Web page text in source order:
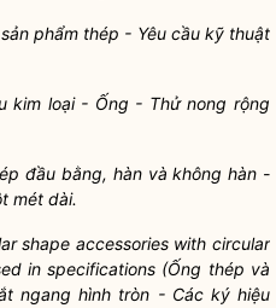
phẩm thép - Yêu cầu kỹ thuật
kim loại - Ống - Thử nong rộng
đầu bằng, hàn và không hàn -
mét dài.
shape accessories with circular
in specifications (Ống thép và
ngang hình tròn - Các ký hiệu